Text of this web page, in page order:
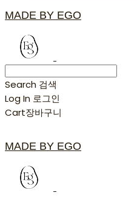
MADE BY EGO
Search 검색
Log In 로그인
Cart장바구니
MADE BY EGO